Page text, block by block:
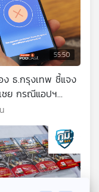
55:50
ง ธ.กรุงเทพ ชี้แจง
ชย กรณีแอปฯ
งินหาย ขอ ธปท.
และดำเนินการ
มาย / ดื่มนมวัว
มเสี่ยงเป็นโรค
ริงหรือ ตอนที่ 1